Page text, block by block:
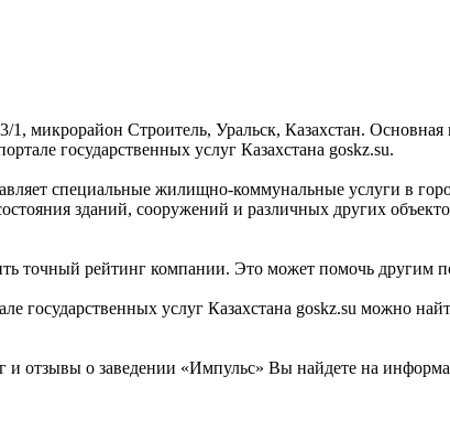
1, микрорайон Строитель, Уральск, Казахстан.
государственных услуг Казахстана goskz.su.
специальные жилищно-коммунальные услуги в
зданий, сооружений и различных других
точный рейтинг компании. Это может помочь другим
услуг Казахстана goskz.su можно
о заведении «Импульс» Вы найдете на